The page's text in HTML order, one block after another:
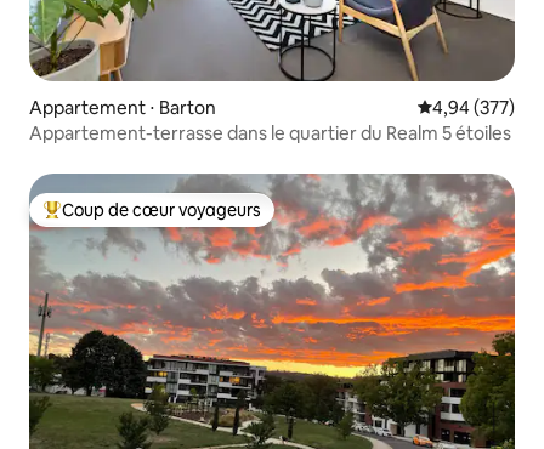
Appartement ⋅ Barton Évaluation
4,94 (377)
Appartement-terrasse dans le quartier du Realm 5 étoiles
Coups de cœur voyageurs les plus appréciés
Coup de cœur voyageurs